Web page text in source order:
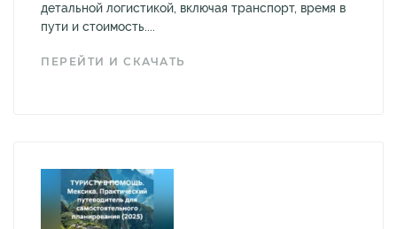
детальной логистикой, включая транспорт, время в
пути и стоимость....
ПЕРЕЙТИ И СКАЧАТЬ